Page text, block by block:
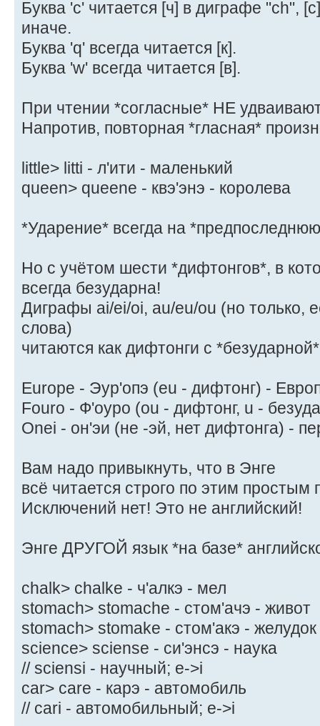
Буква 'c' читается [ч] в диграфe "ch",
иначе.
Буква 'q' всегда читается [к].
Буква 'w' всегда читается [в].
При чтении *согласные* НЕ
Напротив, повторная *гласная*
little> litti - л'ити - маленький
queen> queene - квэ'энэ - королева
*Ударение* всегда на
Но с учётом шести *дифтонгов*, в
всегда безударна!
Диграфы ai/ei/oi, au/eu/ou (но только,
слова)
читаются как дифтонги с
Europe - Эур'опэ (eu - дифтонг) -
Fouro - Ф'оуро (ou - дифтонг, u -
Onei - он'эи (не -эй, нет дифтонга) -
Вам надо привыкнуть, что в Энге
всё читается строго по этим простым
Исключений нет! Это не английский!
Энге ДРУГОЙ язык *на базе*
chalk> chalke - ч'алкэ - мел
stomach> stomache - стом'ачэ - живот
stomach> stomake - стом'акэ - желудок
science> sciense - си'энсэ - наука
// sciensi - научный; e->i
car> care - карэ - автомобиль
// cari - автомобильный; e->i